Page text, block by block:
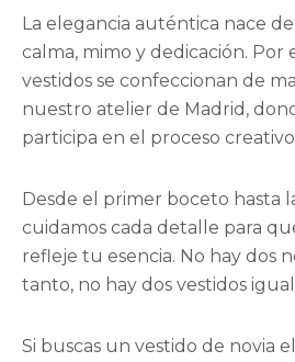
La elegancia auténtica nace
calma, mimo y dedicación. Por
vestidos se confeccionan de
nuestro atelier de Madrid,
participa en el proceso
Desde el primer boceto hasta
cuidamos cada detalle para
refleje tu esencia. No hay dos
tanto, no hay dos vestidos
Si buscas un vestido de novia